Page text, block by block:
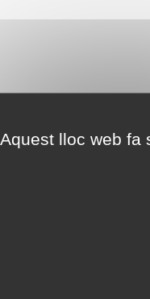
Aquest lloc web fa